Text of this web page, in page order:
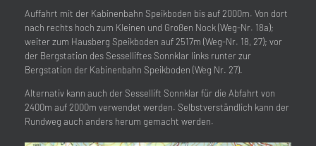
Auffahrt mit der Kabinenbahn Speikboden bis auf 2000m. Von dort
nach rechts hoch zum Kleinen und Großen Nock (Weg-Nr. 18a);
weiter zum Hausberg Speikboden auf 2517m (Weg-Nr. 18, 27); vor
der Bergstation des Sesselliftes Sonnklar links runter zur
Bergstation der Kabinenbahn Speikboden (Weg Nr. 27).
Alternativ kann auch der Sessellift Sonnklar für die Abfahrt von
2400m auf 2000m verwendet werden. Selbstverständlich kann der
Rundweg auch anders herum gemacht werden.
Anfragen